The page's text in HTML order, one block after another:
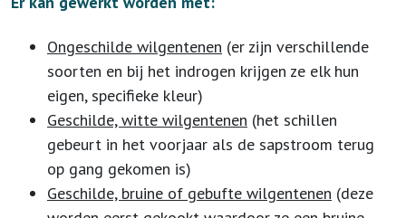
Ongeschilde wilgentenen (er zijn verschillende
soorten en bij het indrogen krijgen ze elk hun
eigen, specifieke kleur)
Geschilde, witte wilgentenen (het schillen
gebeurt in het voorjaar als de sapstroom terug
op gang gekomen is)
Geschilde, bruine of gebufte wilgentenen (deze